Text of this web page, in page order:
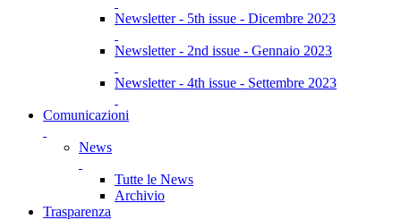
Newsletter - 5th issue - Dicembre 2023
Newsletter - 2nd issue - Gennaio 2023
Newsletter - 4th issue - Settembre 2023
Comunicazioni
News
Tutte le News
Archivio
Trasparenza